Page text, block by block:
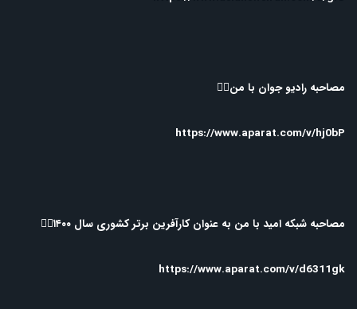
مصاحبه رادیو جوان با من👇🏻
https://www.aparat.com/v/hj0bP
مصاحبه شبکه امید با من به عنوان کارآفرین برتر کشوری سال ۱۴۰۰👇🏻
https://www.aparat.com/v/d6311gk